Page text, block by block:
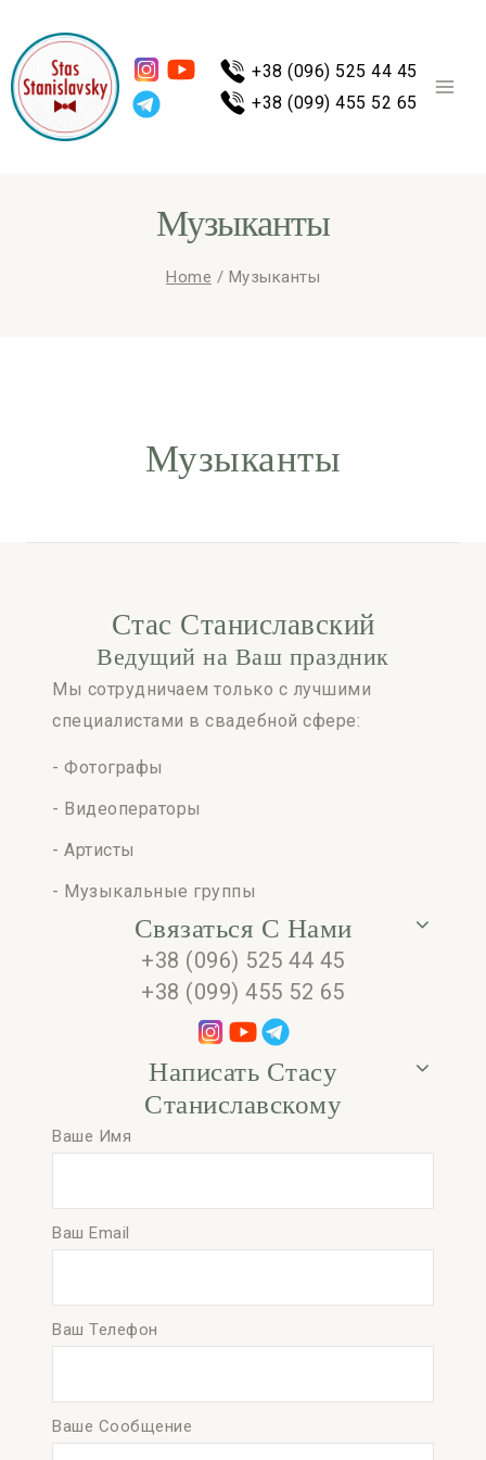
+38 (096) 525 44 45
+38 (099) 455 52 65
Музыканты
Home / Музыканты
Музыканты
Стас Станиславский
Ведущий на Ваш праздник
Мы сотрудничаем только с лучшими
специалистами в свадебной сфере:
- Фотографы
- Видеоператоры
- Артисты
- Музыкальные группы
Связаться С Нами
+38 (096) 525 44 45
+38 (099) 455 52 65
Написать Стасу
Станиславскому
Ваше Имя
Ваш Email
Ваш Телефон
Ваше Сообщение